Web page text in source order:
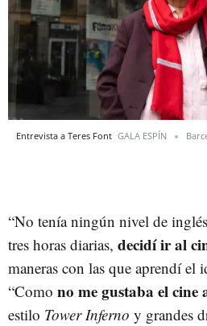
Entrevista a Teres Font GALA ESPÍN
“No tenía ningún nivel de
tres horas diarias, decidí ir al
maneras con las que aprendí el
“Como no me gustaba el cine
estilo Tower Inferno y grandes